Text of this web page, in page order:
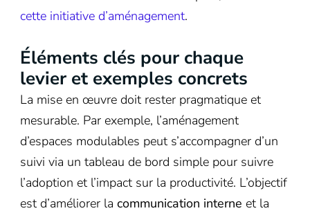
cette initiative d’aménagement.
Éléments clés pour chaque
levier et exemples concrets
La mise en œuvre doit rester pragmatique et
mesurable. Par exemple, l’aménagement
d’espaces modulables peut s’accompagner d’un
suivi via un tableau de bord simple pour suivre
l’adoption et l’impact sur la productivité. L’objectif
est d’améliorer la communication interne et la